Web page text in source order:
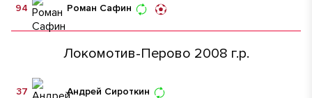
Роман Сафин
94
Локомотив-Перово 2008 г.р.
Андрей Сироткин
37